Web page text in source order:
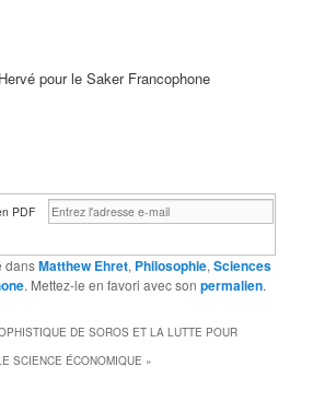
pour le Saker Francophone
PDF
dansMatthew Ehret, Philosophie,Sciences
. Mettez-le en favori avec sonpermalien.
DE SOROS ET LA LUTTE POUR
SCIENCE ÉCONOMIQUE »